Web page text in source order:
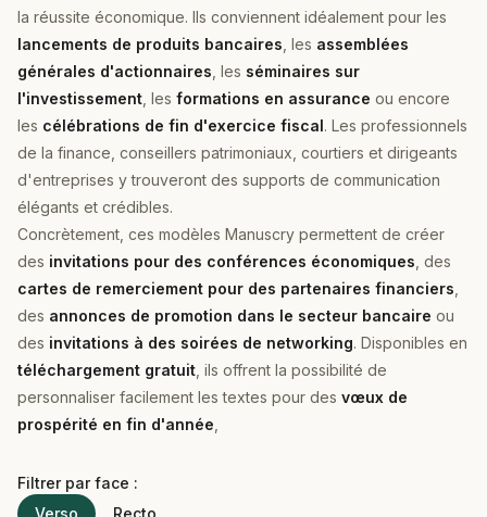
la réussite économique. Ils conviennent idéalement pour les
lancements de produits bancaires , les assemblées
générales d'actionnaires , les séminaires sur
l'investissement , les formations en assurance ou encore
les célébrations de fin d'exercice fiscal. Les professionnels
de la finance, conseillers patrimoniaux, courtiers et dirigeants
d'entreprises y trouveront des supports de communication
élégants et crédibles.
Concrètement, ces modèles Manuscry permettent de créer
des invitations pour des conférences économiques , des
cartes de remerciement pour des partenaires financiers
des annonces de promotion dans le secteur bancaire ou
des invitations à des soirées de networking. Disponibles en
téléchargement gratuit , ils offrent la possibilité de
personnaliser facilement les textes pour des vœux de
prospérité en fin d'année
Filtrer par face :
Verso
Recto